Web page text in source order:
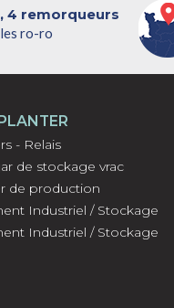
4 remorqueurs
ro-ro
- Relais
de stockage vrac
de production
Industriel / Stockage
Industriel / Stockage